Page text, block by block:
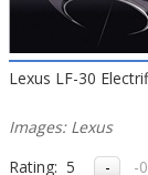
Lexus LF-30
Images: Lexus
Rating: 5 -0